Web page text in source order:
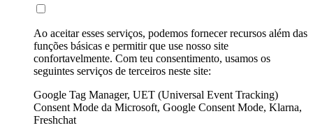
Ao aceitar esses serviços, podemos fornecer recursos além das
funções básicas e permitir que use nosso site
confortavelmente. Com teu consentimento, usamos os
seguintes serviços de terceiros neste site:
Google Tag Manager, UET (Universal Event Tracking)
Consent Mode da Microsoft, Google Consent Mode, Klarna,
Freshchat